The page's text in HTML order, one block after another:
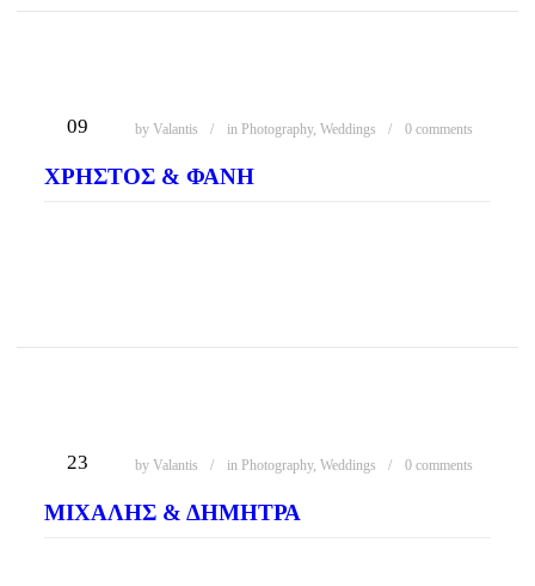
09 by Valantis in Photography, Weddings 0 comments
ΧΡΉΣΤΟΣ & ΦΑΝΉ
23 by Valantis in Photography, Weddings 0 comments
ΜΙΧΆΛΗΣ & ΔΉΜΗΤΡΑ